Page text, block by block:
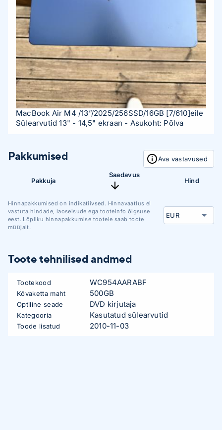
MacBook Air M4 /13”/2025/256SSD/16GB [7/610]
Sülearvutid 13" - 14,5" ekraan - Asukoht: Põlva
eile
Pakkumised Ava vastavused
Pakkuja
Saadavus
Hind
Hinnapakkumised on indikatiivsed. Hinnavaatlus ei
vastuta hindade, laoseisude ega tooteinfo õigsuse
eest. Lõpliku hinnapakkumise tootele saab toote
müüjalt.
Toote tehnilised andmed
Tootekood WC954AARABF
Kõvaketta maht 500GB
Optiline seade DVD kirjutaja
Kategooria Kasutatud sülearvutid
Toode lisatud 2010-11-03